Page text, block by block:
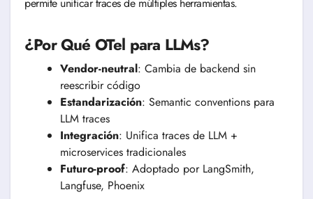
permite unificar traces de múltiples herramientas.
¿Por Qué OTel para LLMs?
Vendor-neutral: Cambia de backend sin
reescribir código
Estandarización: Semantic conventions para
LLM traces
Integración: Unifica traces de LLM +
microservices tradicionales
Futuro-proof: Adoptado por LangSmith,
Langfuse, Phoenix